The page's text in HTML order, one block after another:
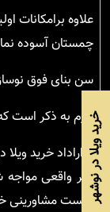
علاوه برامکانات
چمستان آسوده
سن بنای فوق
لازم به ذکر است
قراراداد خرید
غیر واقعی مواجه
بایست مشاورینیخرید ویلا در نوشهر